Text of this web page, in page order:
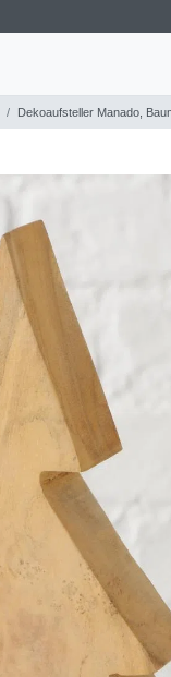
Dekoaufsteller Manado,